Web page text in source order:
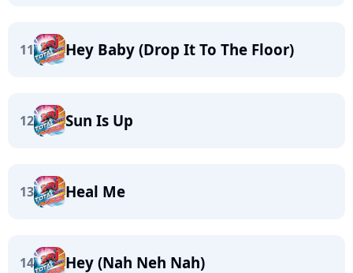
11 Hey Baby (Drop It To The Floor)
12 Sun Is Up
13 Heal Me
14 Hey (Nah Neh Nah)